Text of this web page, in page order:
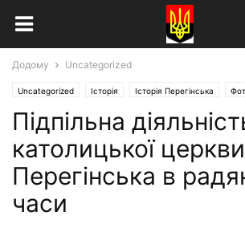
Додому Uncategorized
Uncategorized Історія Історія Перегінська
Підпільна
католицької церкви
Перегінська в
часи